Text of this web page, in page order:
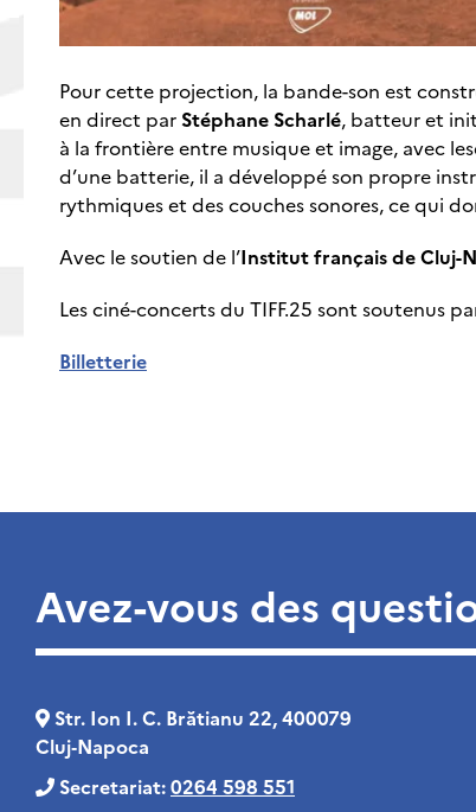
Pour cette projection, la bande-son est
en direct parStéphane Scharlé, batteur et
à la frontière entre musique et image, avec
d’une batterie, il a développé son propre
rythmiques et des couches sonores, ce qui
Avec le soutien de l’Institut français de Cluj-
Les ciné-concerts du TIFF.25 sont soutenus
Billetterie
Avez-vous des
Str. Ion I. C. Brătianu 22, 400079
Cluj‑Napoca
Secretariat:0264 598 551